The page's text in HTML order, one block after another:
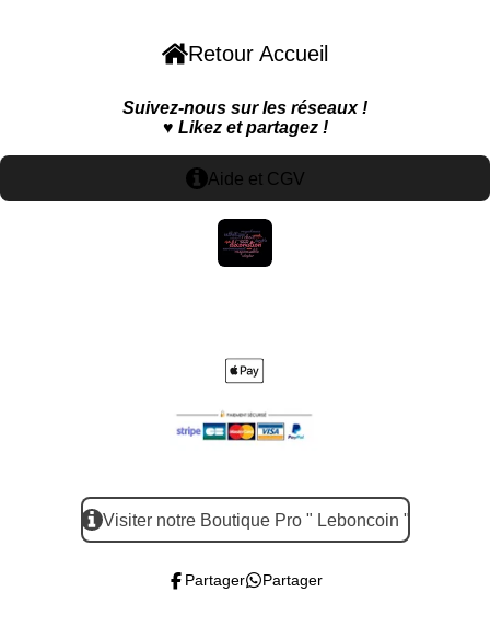
c
e
b
o
o
a
s
A
p
p
s
a
g
r
a
m
n
e
r
e
t
Retour Accueil
Suivez-nous sur les réseaux !
♥️ Likez et partagez !
Aide et CGV
Visiter notre Boutique Pro " Leboncoin "
Partager Partager